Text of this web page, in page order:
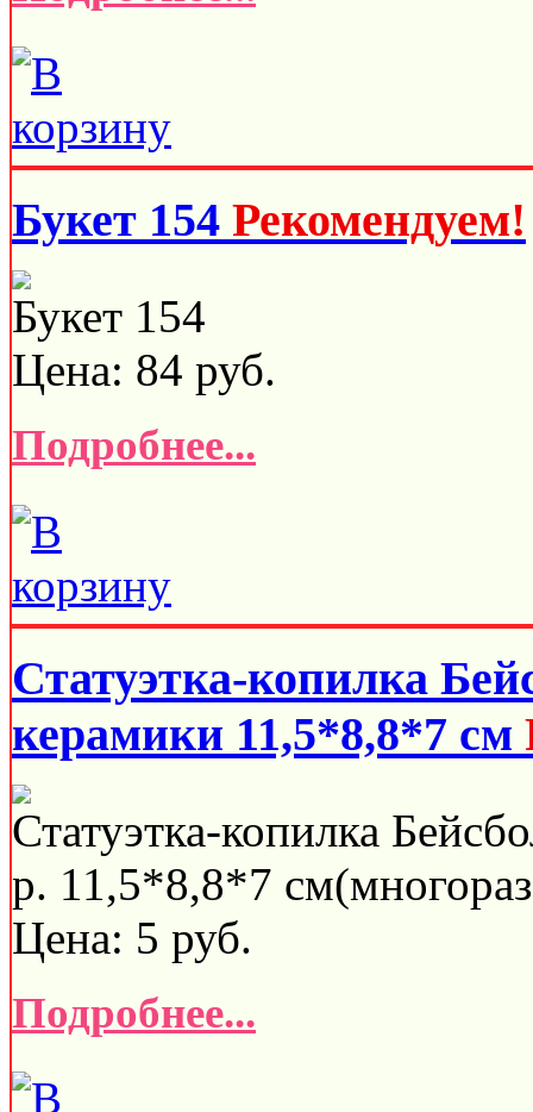
Букет 154 Рекомендуем!
Букет 154
Цена: 84 руб.
Подробнее...
Статуэтка-копилка
керамики 11,5*8,8*7 см
Статуэтка-копилка
р. 11,5*8,8*7
Цена: 5 руб.
Подробнее...